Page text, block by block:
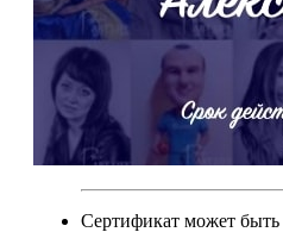
Сертификат может